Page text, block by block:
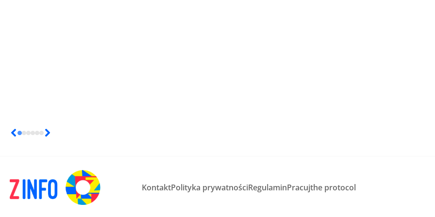
KontaktPolityka prywatnościRegulaminPracujthe protocol